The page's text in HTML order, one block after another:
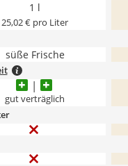
1 l
25,02 € pro Liter
süße Frische
gut verträglich